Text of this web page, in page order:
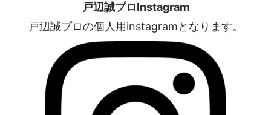
戸辺誠プロInstagram
戸辺誠プロの個人用instagramとなります。